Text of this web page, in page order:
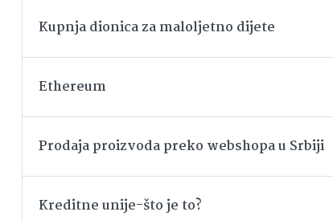
Kupnja dionica za maloljetno dijete
Ethereum
Prodaja proizvoda preko webshopa u Srbiji
Kreditne unije-što je to?